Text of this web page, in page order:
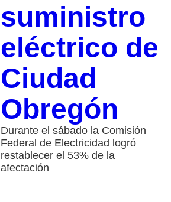
suministro
eléctrico de
Ciudad
Obregón
Durante el sábado la Comisión
Federal de Electricidad logró
restablecer el 53% de la
afectación